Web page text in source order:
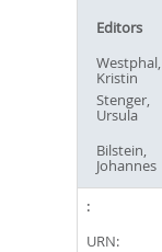
Editors
Westphal,
Kristin
Stenger,
Ursula
Bilstein,
Johannes
URN: